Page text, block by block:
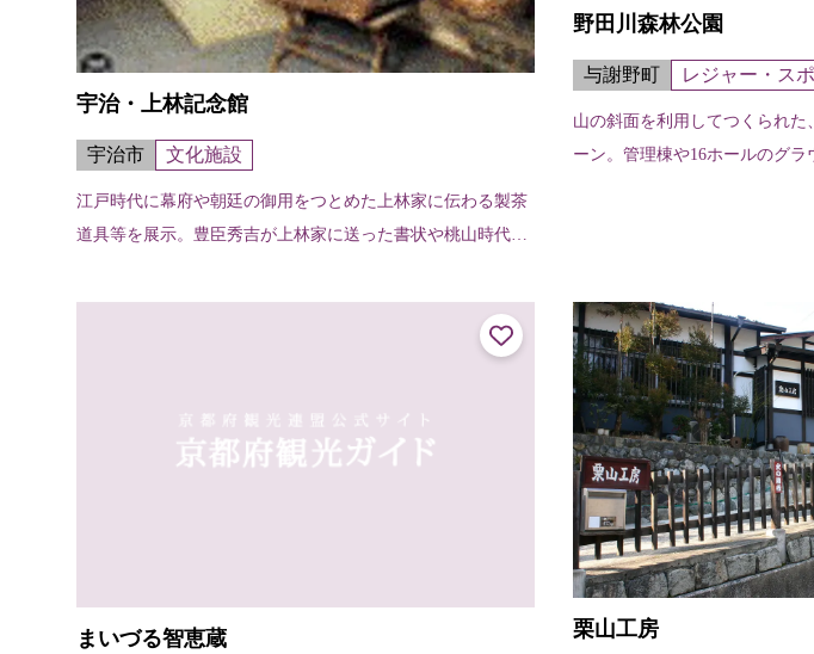
宇治・上林記念館
宇治市 文化施設
江戸時代に幕府や朝廷の御用をつとめた上林家に伝わる製茶
道具等を展示。豊臣秀吉が上林家に送った書状や桃山時代に
ある。
野田川森林公園
与謝野町 レジャー・ス
山の斜面を利用してつくられ
ーン。管理棟や16ホールのグ
まいづる智恵蔵 栗山工房